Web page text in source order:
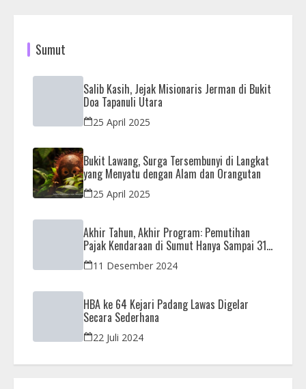
Sumut
Salib Kasih, Jejak Misionaris Jerman di Bukit
Doa Tapanuli Utara
25 April 2025
Bukit Lawang, Surga Tersembunyi di Langkat
yang Menyatu dengan Alam dan Orangutan
25 April 2025
Akhir Tahun, Akhir Program: Pemutihan
Pajak Kendaraan di Sumut Hanya Sampai 31
Desember
11 Desember 2024
HBA ke 64 Kejari Padang Lawas Digelar
Secara Sederhana
22 Juli 2024